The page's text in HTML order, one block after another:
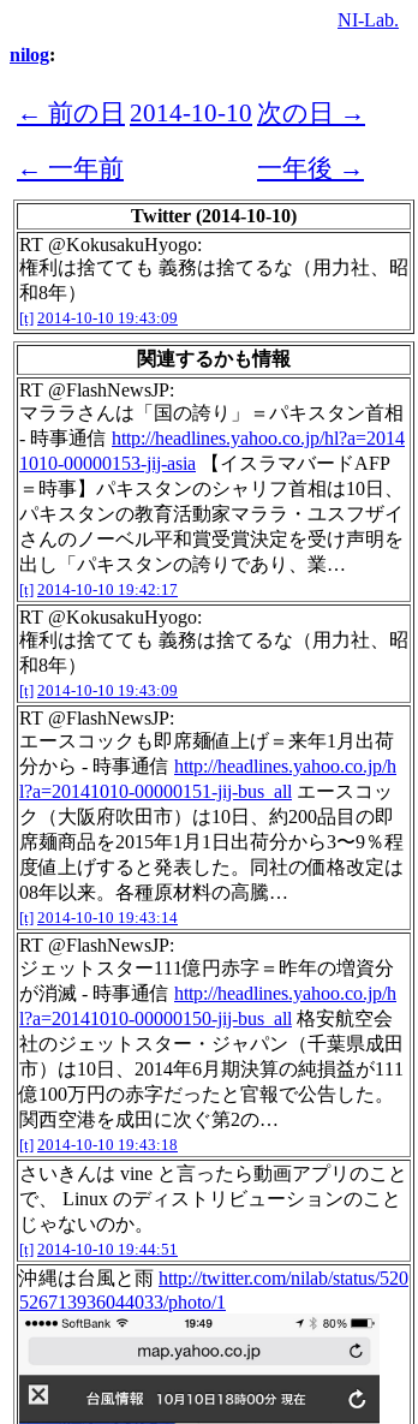
NI-Lab.
nilog:
← 前の日 2014-10-10 次の日 →
← 一年前
一年後 →
Twitter (2014-10-10)
RT @KokusakuHyogo:
権利は捨てても 義務は捨てるな（用力社、昭
和8年）
[t] 2014-10-10 19:43:09
関連するかも情報
RT @FlashNewsJP:
マララさんは「国の誇り」＝パキスタン首相
- 時事通信 http://headlines.yahoo.co.jp/hl?a=2014
1010-00000153-jij-asia 【イスラマバードAFP
＝時事】パキスタンのシャリフ首相は10日、
パキスタンの教育活動家マララ・ユスフザイ
さんのノーベル平和賞受賞決定を受け声明を
出し「パキスタンの誇りであり、業…
[t] 2014-10-10 19:42:17
RT @KokusakuHyogo:
権利は捨てても 義務は捨てるな（用力社、昭
和8年）
[t] 2014-10-10 19:43:09
RT @FlashNewsJP:
エースコックも即席麺値上げ＝来年1月出荷
分から - 時事通信 http://headlines.yahoo.co.jp/h
l?a=20141010-00000151-jij-bus_all エースコッ
ク（大阪府吹田市）は10日、約200品目の即
席麺商品を2015年1月1日出荷分から3〜9％程
度値上げすると発表した。同社の価格改定は
08年以来。各種原材料の高騰…
[t] 2014-10-10 19:43:14
RT @FlashNewsJP:
ジェットスター111億円赤字＝昨年の増資分
が消滅 - 時事通信 http://headlines.yahoo.co.jp/h
l?a=20141010-00000150-jij-bus_all 格安航空会
社のジェットスター・ジャパン（千葉県成田
市）は10日、2014年6月期決算の純損益が111
億100万円の赤字だったと官報で公告した。
関西空港を成田に次ぐ第2の…
[t] 2014-10-10 19:43:18
さいきんは vine と言ったら動画アプリのこと
で、 Linux のディストリビューションのこと
じゃないのか。
[t] 2014-10-10 19:44:51
沖縄は台風と雨 http://twitter.com/nilab/status/520
526713936044033/photo/1